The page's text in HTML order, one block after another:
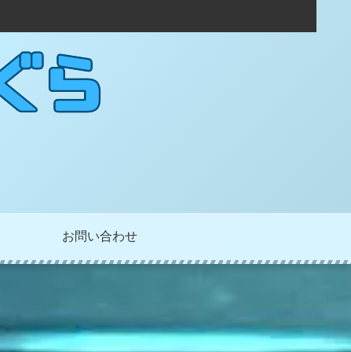
お問い合わせ